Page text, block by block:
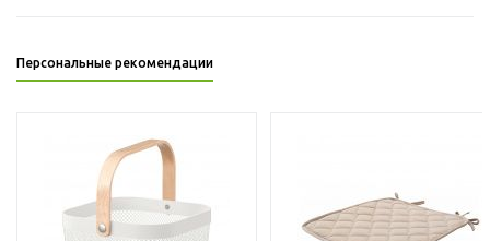
Персональные рекомендации